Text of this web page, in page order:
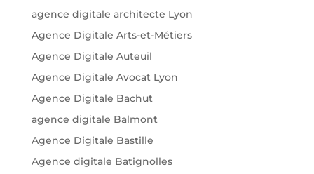
agence digitale architecte Lyon
Agence Digitale Arts-et-Métiers
Agence Digitale Auteuil
Agence Digitale Avocat Lyon
Agence Digitale Bachut
agence digitale Balmont
Agence Digitale Bastille
Agence digitale Batignolles